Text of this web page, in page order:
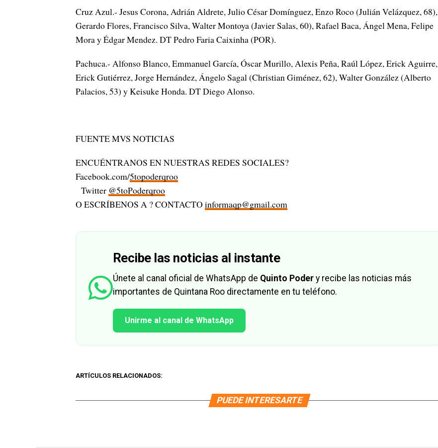
Cruz Azul.- Jesus Corona, Adrián Aldrete, Julio César Domínguez, Enzo Roco (Julián Velázquez, 68),
Gerardo Flores, Francisco Silva, Walter Montoya (Javier Salas, 60), Rafael Baca, Ángel Mena, Felipe
Mora y Édgar Mendez. DT Pedro Faria Caixinha (POR).
Pachuca.- Alfonso Blanco, Emmanuel García, Óscar Murillo, Alexis Peña, Raúl López, Erick Aguirre,
Erick Gutiérrez, Jorge Hernández, Ángelo Sagal (Christian Giménez, 62), Walter González (Alberto
Palacios, 53) y Keisuke Honda. DT Diego Alonso.
FUENTE MVS NOTICIAS
ENCUÉNTRANOS EN NUESTRAS REDES SOCIALES?
Facebook.com/5topoderqroo
Twitter @5toPoderqroo
O ESCRÍBENOS A ? CONTACTO informaqp@gmail.com
Recibe las noticias al instante
Únete al canal oficial de WhatsApp de Quinto Poder y recibe las noticias más
importantes de Quintana Roo directamente en tu teléfono.
Unirme al canal de WhatsApp
ARTÍCULOS RELACIONADOS:
PUEDE INTERESARTE